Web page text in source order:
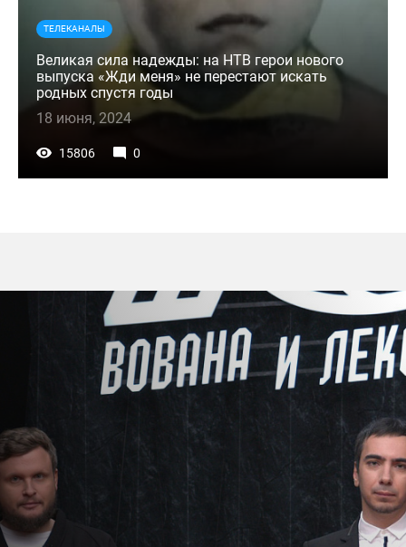
ТЕЛЕКАНАЛЫ
Великая сила надежды: на НТВ герои нового
выпуска «Жди меня» не перестают искать
родных спустя годы
18 июня, 2024
15806 0